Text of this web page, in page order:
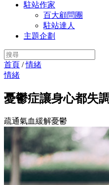
駐站作家
百大顧問團
駐站達人
主題企劃
首頁 /情緒
情緒
憂鬱症讓身心都失
疏通氣血緩解憂鬱